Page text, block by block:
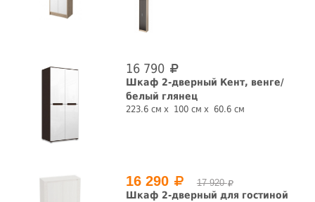
Конструкция
витрина шкаф
СБРОСИТЬ ФИЛЬТРЫ
16 790
Шкаф 2-дверный Кент, венге/
белый глянец
223.6 см 100 см 60.6 см
16 290 17 920
Шкаф 2-дверный для гостиной